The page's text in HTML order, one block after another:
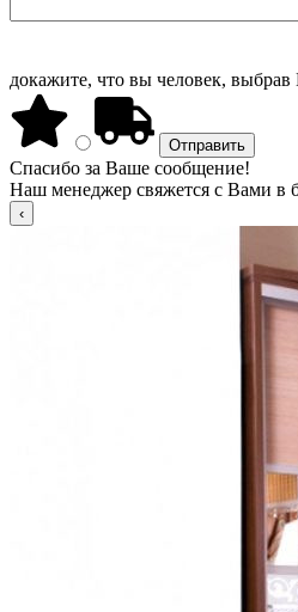
докажите, что вы человек, выбрав
Спасибо за Ваше сообщение!
Наш менеджер свяжется с Вами в